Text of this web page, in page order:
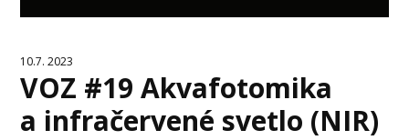
10.7. 2023
VOZ #19 Akvafotomika
a infračervené svetlo (NIR)